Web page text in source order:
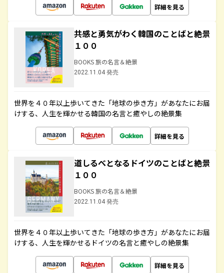
詳細を見る
共感と勇気がわく韓国のことばと絶景
１００
BOOKS 旅の名言＆絶景
2022.11.04 発売
世界を４０年以上歩いてきた「地球の歩き方」があなたにお届
けする、人生を輝かせる韓国の名言と癒やしの絶景集
詳細を見る
道しるべとなるドイツのことばと絶景
１００
BOOKS 旅の名言＆絶景
2022.11.04 発売
世界を４０年以上歩いてきた「地球の歩き方」があなたにお届
けする、人生を輝かせるドイツの名言と癒やしの絶景集
詳細を見る